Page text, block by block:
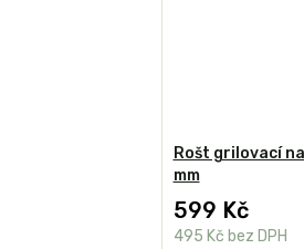
Rošt grilovací
mm
599 Kč
495 Kč bez DPH